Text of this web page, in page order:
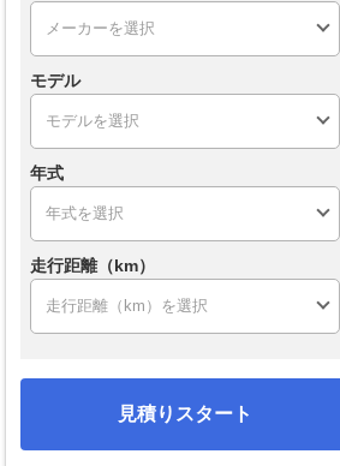
モデル
年式
走行距離（km）
見積りスタート